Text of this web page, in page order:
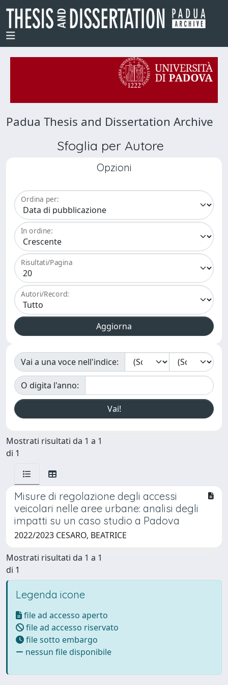
Padua Thesis and Dissertation Archive
Sfoglia per Autore
Opzioni
Ordina per:
In ordine:
Risultati/Pagina
Autori/Record:
Vai a una voce nell'indice:
O digita l'anno:
Mostrati risultati da 1 a 1
di 1
Misure di regolazione degli accessi
veicolari nelle aree urbane: analisi degli
impatti su un caso studio a Padova
2022/2023 CESARO, BEATRICE
Mostrati risultati da 1 a 1
di 1
Legenda icone
file ad accesso aperto
file ad accesso riservato
file sotto embargo
nessun file disponibile